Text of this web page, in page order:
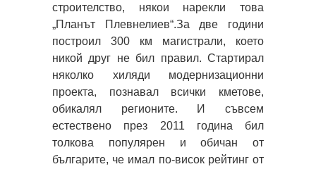
строителство, някои нарекли това
„Планът Плевнелиев“.За две години
построил 300 км магистрали, което
никой друг не бил правил. Стартирал
няколко хиляди модернизационни
проекта, познавал всички кметове,
обикалял регионите. И съвсем
естествено през 2011 година бил
толкова популярен и обичан от
българите, че имал по-висок рейтинг от